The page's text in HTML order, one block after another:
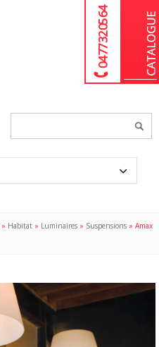
04 77 32 05 64
» Habitat » Luminaires » Suspensions »Amax